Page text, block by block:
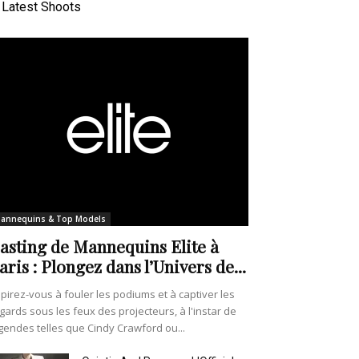
Latest Shoots
& Top Models
de Mannequins Elite à
: Plongez dans l’Univers de...
vous à fouler les podiums et à captiver les
sous les feux des projecteurs, à l'instar de
telles que Cindy Crawford ou...